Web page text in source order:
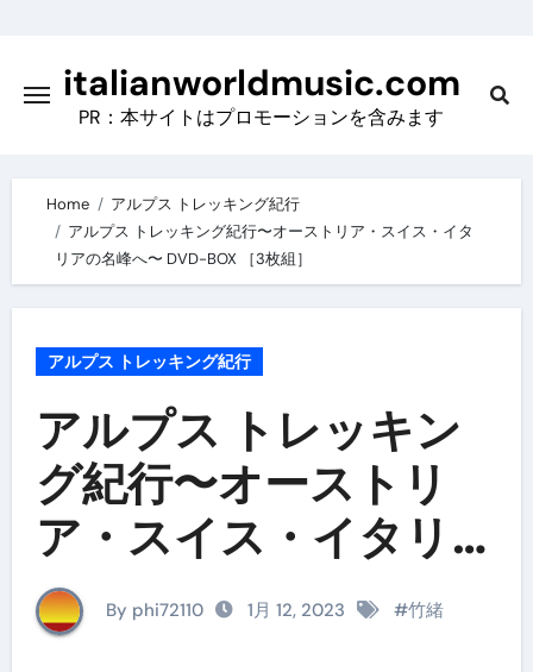
contentitalianworldmusic.com
PR：本サイトはプロモーションを含みます
Home
アルプス トレッキング紀行
アルプス トレッキング紀行〜オーストリア・スイス・イタ
リアの名峰へ〜 DVD-BOX ［3枚組］
アルプス トレッキング紀行
アルプス トレッキン
グ紀行〜オーストリ
ア・スイス・イタリア
の名峰へ〜 DVD-BOX
［3枚組］
By phi72110 1月 12, 2023 #竹緒